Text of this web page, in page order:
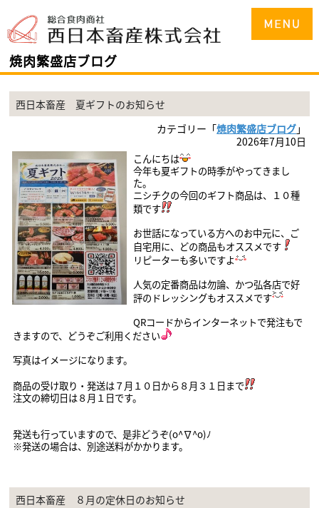
焼肉繁盛店ブログ
西日本畜産 夏ギフトのお知らせ
カテゴリー「焼肉繁盛店ブログ」
2026年7月10日
こんにちは
今年も夏ギフトの時季がやってきまし
た。
ニシチクの今回のギフト商品は、１０種
類です
お世話になっている方へのお中元に、ご
自宅用に、どの商品もオススメです
リピーターも多いですよ
人気の定番商品は勿論、 かつ弘各店で好
評のドレッシングもオススメです
QRコードからインターネットで発注もで
きますので、どうぞご利用ください
写真はイメージになります。
商品の受け取り・発送は７月１０ 日から８月３１日まで
注文の締切日は８月１日です。
発送も行っていますので、是非どうぞ(o^∇^o)ﾉ
※発送の場合は、別途送料がかかります。
西日本畜産 ８月の定休日のお知らせ